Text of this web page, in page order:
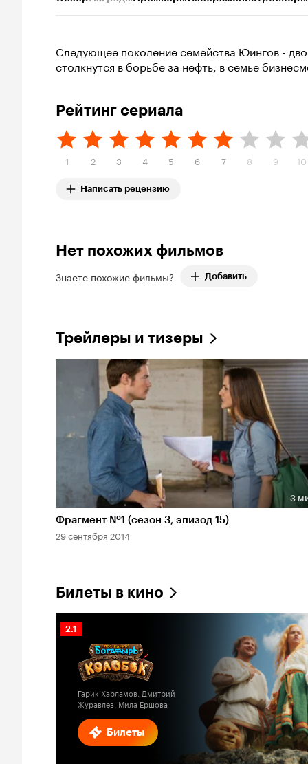
Следующее поколение семейства Юингов -
столкнутся в борьбе за нефть, в семье
Рейтинг сериала
1 2 3 4 5 6 7 8 9 10
Написать рецензию
Нет похожих фильмов
Знаете похожие фильмы? Добавить
Трейлеры и тизеры
Длительность 3 мин
3
Фрагмент №1 (сезон 3, эпизод 15)
29 сентября 2014
Билеты в кино
Билеты
Рейтинг
Кинопоиска
2.1
Гарик Харламов, Дмитрий
Журавлев, Мила Ершова